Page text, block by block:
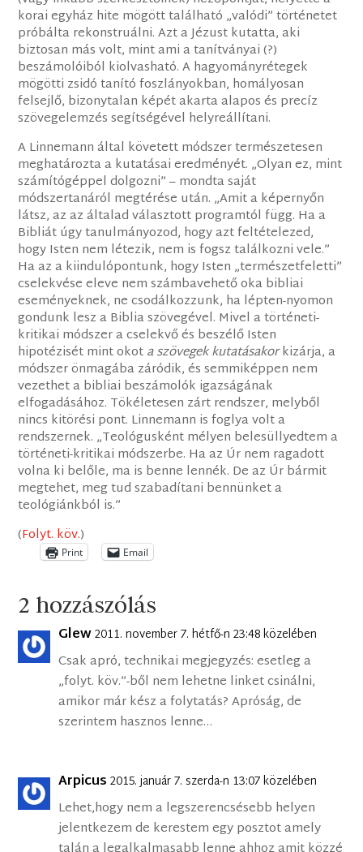
korai egyház hite mögött található „valódi” történetet
próbálta rekonstruálni. Azt a Jézust kutatta, aki
biztosan más volt, mint ami a tanítványai (?)
beszámolóiból kiolvasható. A hagyományrétegek
mögötti zsidó tanító foszlányokban, homályosan
felsejlő, bizonytalan képét akarta alapos és precíz
szövegelemzés segítségével helyreállítani.
A Linnemann által követett módszer természetesen
meghatározta a kutatásai eredményét. „Olyan ez, mint
számítógéppel dolgozni” – mondta saját
módszertanáról megtérése után. „Amit a képernyőn
látsz, az az általad választott programtól függ. Ha a
Bibliát úgy tanulmányozod, hogy azt feltételezed,
hogy Isten nem létezik, nem is fogsz találkozni vele.”
Ha az a kiindulópontunk, hogy Isten „természetfeletti”
cselekvése eleve nem számbavehető oka bibliai
eseményeknek, ne csodálkozzunk, ha lépten-nyomon
gondunk lesz a Biblia szövegével. Mivel a történeti-
kritikai módszer a cselekvő és beszélő Isten
hipotézisét mint okota szövegek kutatásakorkizárja, a
módszer önmagába záródik, és semmiképpen nem
vezethet a bibliai beszámolók igazságának
elfogadásához. Tökéletesen zárt rendszer, melyből
nincs kitörési pont. Linnemann is foglya volt a
rendszernek. „Teológusként mélyen belesüllyedtem a
történeti-kritikai módszerbe. Ha az Úr nem ragadott
volna ki belőle, ma is benne lennék. De az Úr bármit
megtehet, meg tud szabadítani bennünket a
teológiánkból is.”
(Folyt. köv.)
Print Email
2 hozzászólás
Glew2011. november 7. hétfő-n 23:48 közelében
Csak apró, technikai megjegyzés: esetleg a
„folyt. köv.”-ből nem lehetne linket csinálni,
amikor már kész a folytatás? Apróság, de
szerintem hasznos lenne…
Arpicus 2015. január 7. szerda-n 13:07 közelében
Lehet,hogy nem a legszerencsésebb helyen
jelentkezem de kerestem egy posztot amely